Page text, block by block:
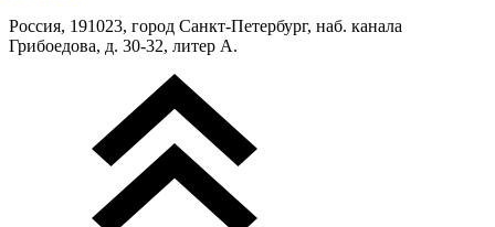
Россия, 191023, город Санкт-Петербург, наб. канала
Грибоедова, д. 30-32, литер А.